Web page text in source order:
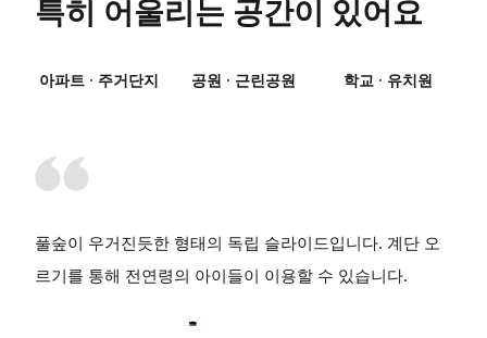
특히 어울리는 공간이 있어요
아파트 · 주거단지 공원 · 근린공원 학교 · 유치원
풀숲이 우거진듯한 형태의 독립 슬라이드입니다. 계단 오
르기를 통해 전연령의 아이들이 이용할 수 있습니다.